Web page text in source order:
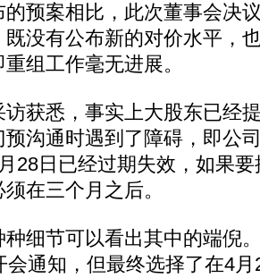
案相比，此次董事会决
没有公布新的对价水平，
组工作毫无进展。
悉，事实上大股东已经
沟通时遇到了障碍，即公
28日已经过期失效，如果
在三个月之后。
节可以看出其中的端倪
会通知，但最终选择了在4